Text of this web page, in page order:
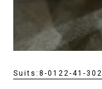
Suits:8-0122-41-302